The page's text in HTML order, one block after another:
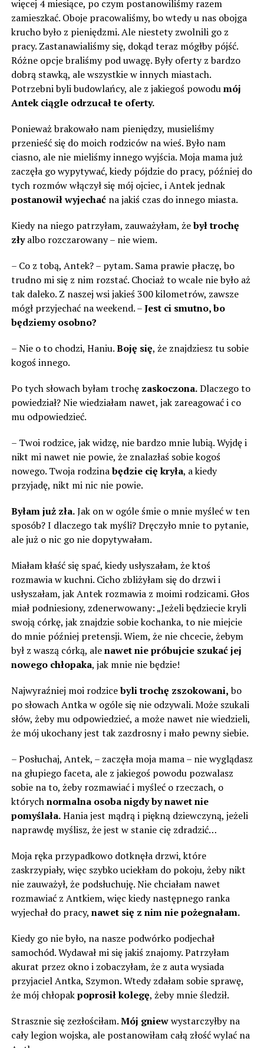
więcej 4 miesiące, po czym postanowiliśmy razem
zamieszkać. Oboje pracowaliśmy, bo wtedy u nas obojga
krucho było z pieniędzmi. Ale niestety zwolnili go z
pracy. Zastanawialiśmy się, dokąd teraz mógłby pójść.
Różne opcje braliśmy pod uwagę. Były oferty z bardzo
dobrą stawką, ale wszystkie w innych miastach.
Potrzebni byli budowlańcy, ale z jakiegoś powodumój
Antek ciągle odrzucał te oferty.
Ponieważ brakowało nam pieniędzy, musieliśmy
przenieść się do moich rodziców na wieś. Było nam
ciasno, ale nie mieliśmy innego wyjścia. Moja mama już
zaczęła go wypytywać, kiedy pójdzie do pracy, później do
tych rozmów włączył się mój ojciec, i Antek jednak
postanowił wyjechaćna jakiś czas do innego miasta.
Kiedy na niego patrzyłam, zauważyłam, żebył trochę
złyalbo rozczarowany – nie wiem.
– Co z tobą, Antek? – pytam. Sama prawie płaczę, bo
trudno mi się z nim rozstać. Chociaż to wcale nie było aż
tak daleko. Z naszej wsi jakieś 300 kilometrów, zawsze
mógł przyjechać na weekend. –Jest ci smutno, bo
będziemy osobno?
– Nie o to chodzi, Haniu.Boję się, że znajdziesz tu sobie
kogoś innego.
Po tych słowach byłam trochę zaskoczona.Dlaczego to
powiedział? Nie wiedziałam nawet, jak zareagować i co
mu odpowiedzieć.
– Twoi rodzice, jak widzę, nie bardzo mnie lubią. Wyjdę i
nikt mi nawet nie powie, że znalazłaś sobie kogoś
nowego. Twoja rodzinabędzie cię kryła, a kiedy
przyjadę, nikt mi nic nie powie.
Byłam już zła.Jak on w ogóle śmie o mnie myśleć w ten
sposób? I dlaczego tak myśli? Dręczyło mnie to pytanie,
ale już o nic go nie dopytywałam.
Miałam kłaść się spać, kiedy usłyszałam, że ktoś
rozmawia w kuchni. Cicho zbliżyłam się do drzwi i
usłyszałam, jak Antek rozmawia z moimi rodzicami. Głos
miał podniesiony, zdenerwowany: „Jeżeli będziecie kryli
swoją córkę, jak znajdzie sobie kochanka, to nie miejcie
do mnie później pretensji. Wiem, że nie chcecie, żebym
był z waszą córką, alenawet nie próbujcie szukać jej
nowego chłopaka, jak mnie nie będzie!
Najwyraźniej moi rodzicebyli trochę zszokowani,bo
po słowach Antka w ogóle się nie odzywali. Może szukali
słów, żeby mu odpowiedzieć, a może nawet nie wiedzieli,
że mój ukochany jest tak zazdrosny i mało pewny siebie.
– Posłuchaj, Antek, – zaczęła moja mama – nie wyglądasz
na głupiego faceta, ale z jakiegoś powodu pozwalasz
sobie na to, żeby rozmawiać i myśleć o rzeczach, o
którychnormalna osoba nigdy by nawet nie
pomyślała.Hania jest mądrą i piękną dziewczyną, jeżeli
naprawdę myślisz, że jest w stanie cię zdradzić…
Moja ręka przypadkowo dotknęła drzwi, które
zaskrzypiały, więc szybko uciekłam do pokoju, żeby nikt
nie zauważył, że podsłuchuję. Nie chciałam nawet
rozmawiać z Antkiem, więc kiedy następnego ranka
wyjechał do pracy, nawet się z nim nie pożegnałam.
Kiedy go nie było, na nasze podwórko podjechał
samochód. Wydawał mi się jakiś znajomy. Patrzyłam
akurat przez okno i zobaczyłam, że z auta wysiada
przyjaciel Antka, Szymon. Wtedy zdałam sobie sprawę,
że mój chłopakpoprosił kolegę, żeby mnie śledził.
Strasznie się zezłościłam.Mój gniewwystarczyłby na
cały legion wojska, ale postanowiłam całą złość wylać na